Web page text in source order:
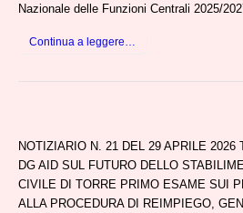
Nazionale delle Funzioni Centrali 2025/
Continua a leggere…
NOTIZIARIO N. 21 DEL 29 APRILE 2026
DG AID SUL FUTURO DELLO
CIVILE DI TORRE PRIMO ESAME SUI
ALLA PROCEDURA DI REIMPIEGO,